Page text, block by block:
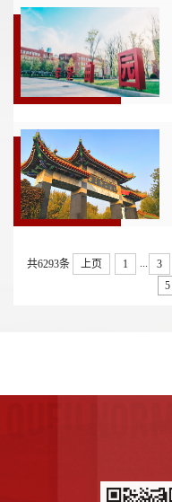
共6293条 上页 1 3